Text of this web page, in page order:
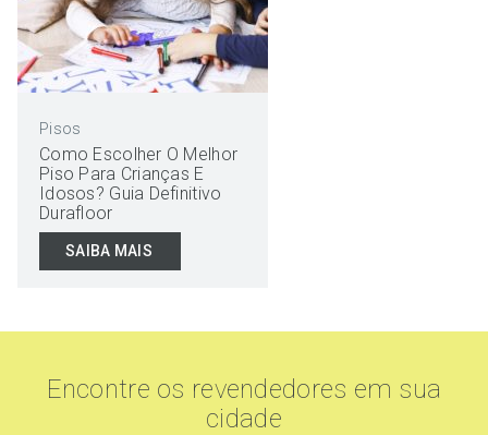
Pisos
Como Escolher O Melhor
Piso Para Crianças E
Idosos? Guia Definitivo
Durafloor
SAIBA MAIS
Encontre os revendedores em sua
cidade